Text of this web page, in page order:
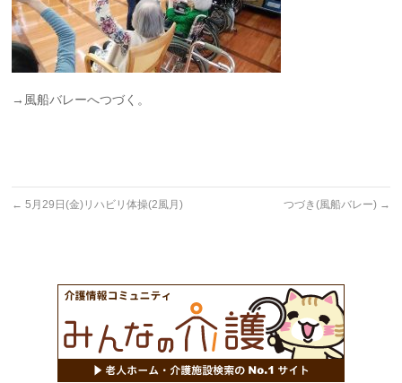
→風船バレーへつづく。
← 5月29日(金)リハビリ体操(2風月) つづき(風船バレー) →